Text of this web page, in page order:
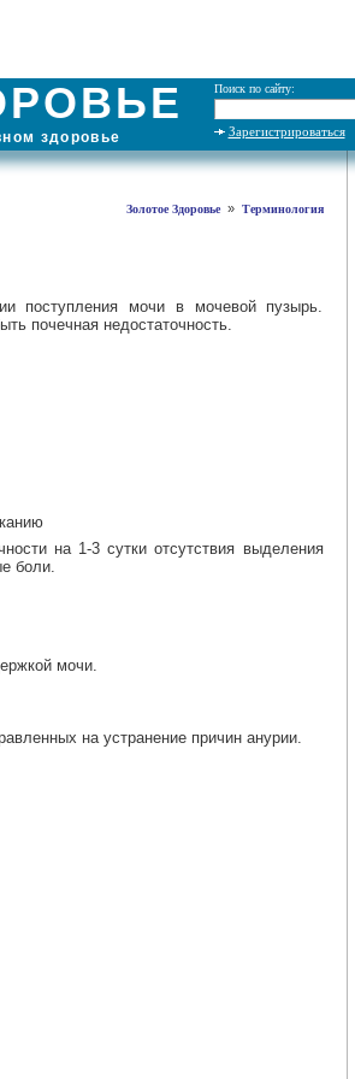
Поиск по сайту:
Зарегистрироваться
здоровье
Золотое Здоровье» Терминология
поступления мочи в мочевой пузырь.
почечная недостаточность.
на 1-3 сутки отсутствия выделения
боли.
мочи.
на устранение причин анурии.